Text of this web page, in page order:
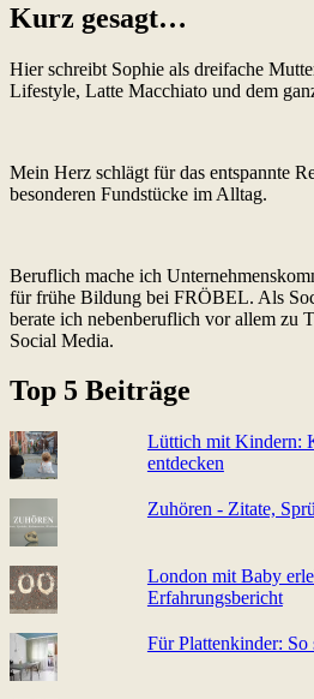
Kurz gesagt…
Hier schreibt Sophie als dreifache
Lifestyle, Latte Macchiato und dem
Mein Herz schlägt für das entspannte
besonderen Fundstücke im Alltag.
Beruflich mache ich
für frühe Bildung bei FRÖBEL. Als
berate ich nebenberuflich vor allem zu
Social Media.
Top 5 Beiträge
Lüttich mit Kindern:
entdecken
Zuhören - Zitate,
London mit Baby
Erfahrungsbericht
Für Plattenkinder: So